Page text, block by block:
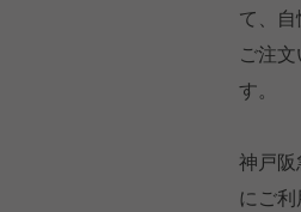
て、
ご注
す。
神戸
にご利